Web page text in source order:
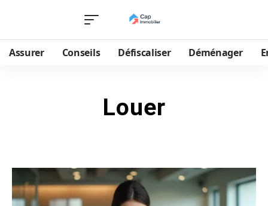
Assurer Conseils Défiscaliser Déménager
Louer